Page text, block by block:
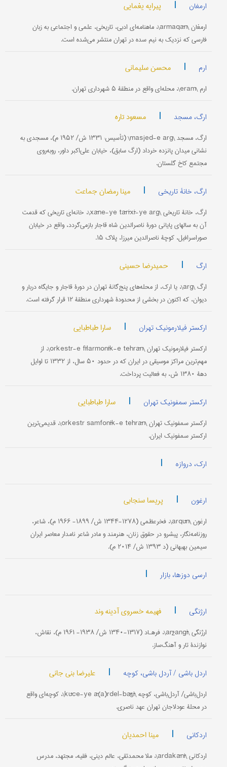
ارمغان | پیرایه یغمایی
ارمغان \armaqān\، ماهنامه‌ای ادبی‌، تاریخی‌، علمی‌ و اجتماعی به‌ زبان‌
فارسی كه‌ نزدیك به‌ نیم‌ سده‌ در تهران منتشر می‌شده‌ است‌.
ارم | محسن سلیمانی
ارم \eram\، محله‌ای واقع در منطقۀ ۵ شهرداری تهران.
ارگ، مسجد | مسعود تاره
ارگ، مسجد \masjed-e arg\ (تأسیس: ۱۳۳۱ ش/ ۱۹۵۲ م)، مسجدی به
نشانی میدان پانزده خرداد (ارگ سابق)، خیابان علی‌اکبر داور، روبه‌روی
مجتمع کاخ گلستان.
ارگ، خانۀ تاریخی | مینا رمضان جماعت
ارگ، خانۀ تاریخی \xāne-ye tārīxī-ye arg\، خانه‌ای تاریخی که قدمت
آن به سالهای پایانی دورۀ ناصرالدین شاه قاجار بازمی‌گردد، واقع در خیابان
صوراسرافیل، کوچۀ ناصرالدین میرزا، پلاک ۱۵.
ارگ | حمیدرضا حسینی
ارگ \arg\، یا ارک، از محله‌های پنج‌گانۀ تهران در دورۀ قاجار و جایگاه دربار و
دیوان، که اکنون در بخشی از محدودۀ شهرداری منطقۀ ۱۲ قرار گرفته است.
ارکستر فیلارمونیک تهران | سارا طباطبایی
ارکستر فیلارمونیک تهران \orkestr-e fīlarmonīk-e tehrān\، از
مهم‌ترین مراکز موسیقی در ایران که در حدود ۵۰ سال، از ۱۳۳۲ تا اوایل
دهۀ ۱۳۸۰ ش، به فعالیت پرداخت.
ارکستر سمفونیک تهران | سارا طباطبایی
ارکستر سمفونیک تهران \orkestr samfonīk-e tehrān\، قدیمی‌ترین
ارکستر سمفونیک ایران.
ارک، دروازه |
ارغون | پریسا سنجابی
ارغون \arqūn\، فخرعظمى (۱۲۷۸-۱۳۴۴ ش/ ۱۸۹۹- ۱۹۶۶ م)، شاعر،
روزنامه‌نگار، پیشرو در حقوق زنان، هنرمند و مادر شاعر نامدار معاصر ایران
سیمین بهبهانی (د ۱۳۹۳ ش/ ۲۰۱۴ م).
ارسی دوزها، بازار |
ارژنگی | فهیمه خسروی آدینه وند
ارژنگی \aržangī\، فرهـاد (۱۳۱۷-۱۳۴۰ ش/ ۱۹۳۸- ۱۹۶۱ م)، نقاش،
نوازندۀ تار و آهنگ‌ساز.
اردل باشی / آردل باشی، کوچه | علیرضا بنی جانی
اردل‌باشی/ آردل‌باشی، کوچه \kūče-ye ā(a)rdel-bāšī\، کوچه‌ای واقع
در محلۀ عودلاجان تهران عهد ناصری.
اردکانی | مینا احمدیان
اردکانی \ardakānī\، ملا محمدتقی، عالم دینی، فقیه، مجتهد، مدرس